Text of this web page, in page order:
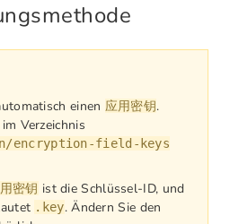
einen 应用密钥.
Verzeichnis
encryption-field-keys
密钥 ist die Schlüssel-ID, und
.key. Ändern Sie den